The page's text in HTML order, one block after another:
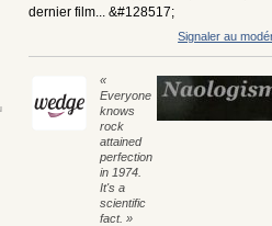
dernier film... &#128517;
Signaler au
«
Everyone
knows
rock
attained
perfection
in 1974.
It's a
scientific
fact. »